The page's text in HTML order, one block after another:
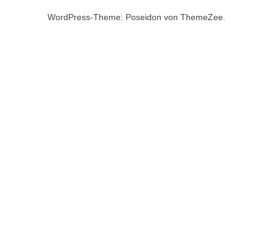
WordPress-Theme: Poseidon von ThemeZee.